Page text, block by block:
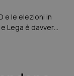
e le elezioni in
e Lega è davvero